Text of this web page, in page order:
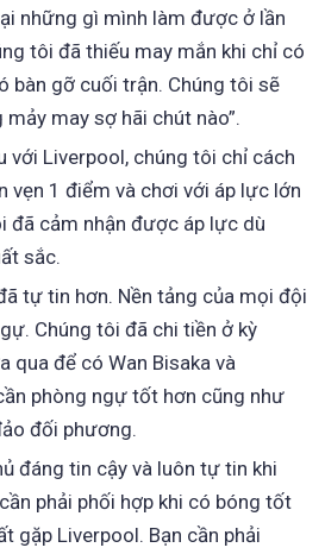
những gì mình làm được ở lần
tôi đã thiếu may mắn khi chỉ có
bàn gỡ cuối trận. Chúng tôi sẽ
may sợ hãi chút nào”.
với Liverpool, chúng tôi chỉ cách
vẹn 1 điểm và chơi với áp lực lớn
đã cảm nhận được áp lực dù
sắc.
tự tin hơn. Nền tảng của mọi đội
Chúng tôi đã chi tiền ở kỳ
qua để có Wan Bisaka và
phòng ngự tốt hơn cũng như
đối phương.
đáng tin cậy và luôn tự tin khi
phải phối hợp khi có bóng tốt
gặp Liverpool. Bạn cần phải